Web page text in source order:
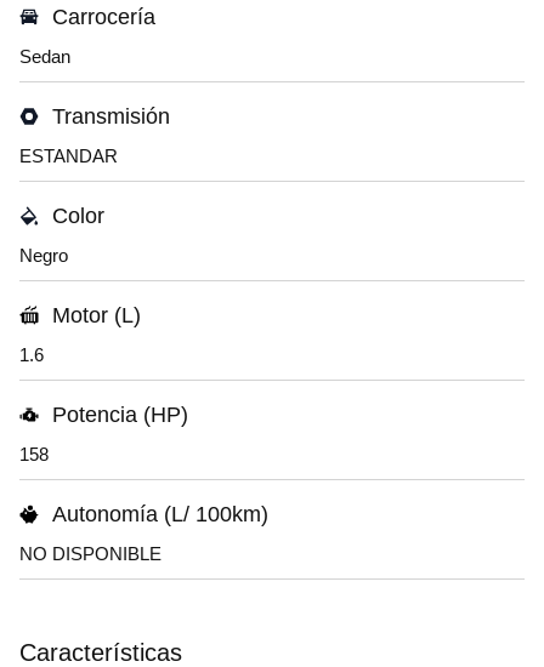
Carrocería
Sedan
Transmisión
ESTANDAR
Color
Negro
Motor (L)
1.6
Potencia (HP)
158
Autonomía (L/ 100km)
NO DISPONIBLE
Características